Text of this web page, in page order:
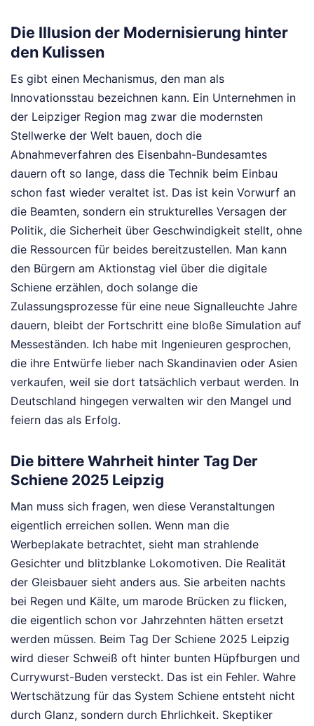
Die Illusion der Modernisierung hinter
den Kulissen
Es gibt einen Mechanismus, den man als
Innovationsstau bezeichnen kann. Ein Unternehmen in
der Leipziger Region mag zwar die modernsten
Stellwerke der Welt bauen, doch die
Abnahmeverfahren des Eisenbahn-Bundesamtes
dauern oft so lange, dass die Technik beim Einbau
schon fast wieder veraltet ist. Das ist kein Vorwurf an
die Beamten, sondern ein strukturelles Versagen der
Politik, die Sicherheit über Geschwindigkeit stellt, ohne
die Ressourcen für beides bereitzustellen. Man kann
den Bürgern am Aktionstag viel über die digitale
Schiene erzählen, doch solange die
Zulassungsprozesse für eine neue Signalleuchte Jahre
dauern, bleibt der Fortschritt eine bloße Simulation auf
Messeständen. Ich habe mit Ingenieuren gesprochen,
die ihre Entwürfe lieber nach Skandinavien oder Asien
verkaufen, weil sie dort tatsächlich verbaut werden. In
Deutschland hingegen verwalten wir den Mangel und
feiern das als Erfolg.
Die bittere Wahrheit hinter Tag Der
Schiene 2025 Leipzig
Man muss sich fragen, wen diese Veranstaltungen
eigentlich erreichen sollen. Wenn man die
Werbeplakate betrachtet, sieht man strahlende
Gesichter und blitzblanke Lokomotiven. Die Realität
der Gleisbauer sieht anders aus. Sie arbeiten nachts
bei Regen und Kälte, um marode Brücken zu flicken,
die eigentlich schon vor Jahrzehnten hätten ersetzt
werden müssen. Beim Tag Der Schiene 2025 Leipzig
wird dieser Schweiß oft hinter bunten Hüpfburgen und
Currywurst-Buden versteckt. Das ist ein Fehler. Wahre
Wertschätzung für das System Schiene entsteht nicht
durch Glanz, sondern durch Ehrlichkeit. Skeptiker